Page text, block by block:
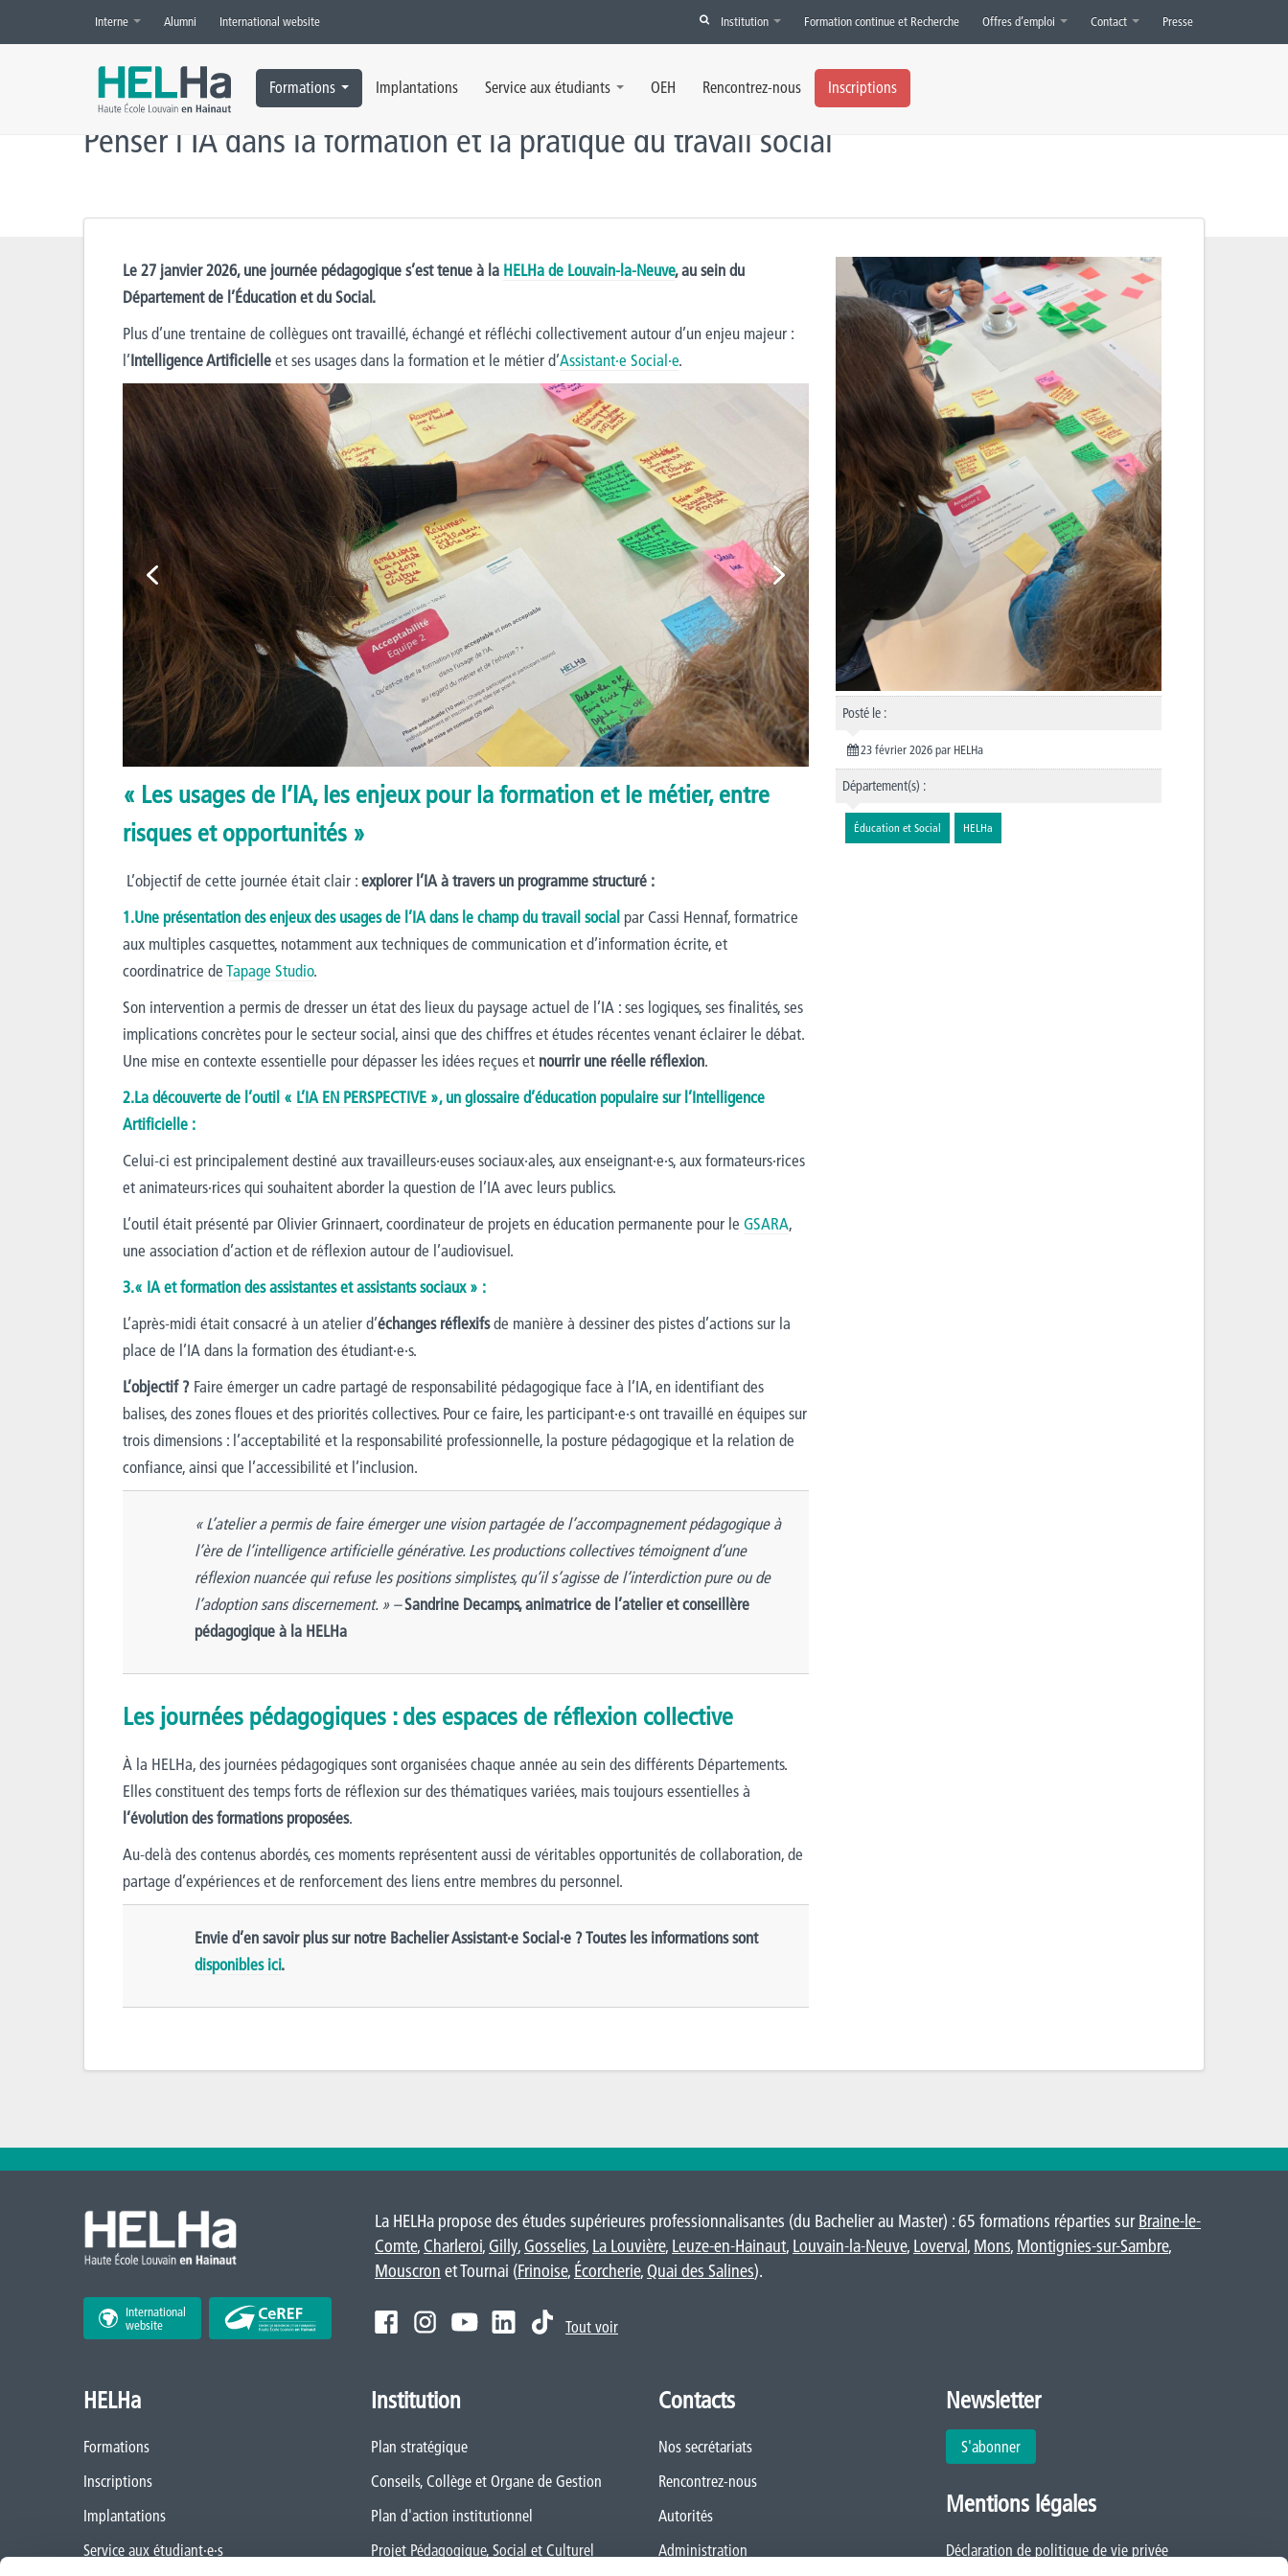
Interne Alumni International website Institution Formation continue et Recherche Offres d’emploi Contact Presse
Formations Implantations Service aux étudiants OEH Rencontrez-nous Inscriptions
Accueil » Actualités » Éducation et Social,HELHa
Penser l’IA dans la formation et la pratique du travail social
Le 27 janvier 2026, une journée pédagogique s’est tenue à la HELHa de Louvain-la-Neuve, au sein du
Département de l’Éducation et du Social.
Plus d’une trentaine de collègues ont travaillé, échangé et réfléchi collectivement autour d’un enjeu majeur :
l’Intelligence Artificielleet ses usages dans la formation et le métier d’Assistant·e Social·e.
« Les usages de l’IA, les enjeux pour la formation et le métier, entre
risques et opportunités »
L’objectif de cette journée était clair :explorer l’IA à travers un programme structuré :
1.Une présentation des enjeux des usages de l’IA dans le champ du travail social par Cassi Hennaf, formatrice
aux multiples casquettes, notamment aux techniques de communication et d’information écrite, et
coordinatrice deTapage Studio.
Son intervention a permis de dresser un état des lieux du paysage actuel de l’IA : ses logiques, ses finalités, ses
implications concrètes pour le secteur social, ainsi que des chiffres et études récentes venant éclairer le débat.
Une mise en contexte essentielle pour dépasser les idées reçues et nourrir une réelle réflexion.
2.La découverte de l’outil « L’IA EN PERSPECTIVE », un glossaire d’éducation populaire sur l’Intelligence
Artificielle :
Celui-ci est principalement destiné aux travailleurs·euses sociaux·ales, aux enseignant·e·s, aux formateurs·rices
et animateurs·rices qui souhaitent aborder la question de l’IA avec leurs publics.
L’outil était présenté par Olivier Grinnaert, coordinateur de projets en éducation permanente pour le GSARA,
une association d’action et de réflexion autour de l’audiovisuel.
3.« IA et formation des assistantes et assistants sociaux » :
L’après-midi était consacré à un atelier d’échanges réflexifsde manière à dessiner des pistes d’actions sur la
place de l’IA dans la formation des étudiant·e·s.
L’objectif ? Faire émerger un cadre partagé de responsabilité pédagogique face à l’IA, en identifiant des
balises, des zones floues et des priorités collectives. Pour ce faire, les participant·e·s ont travaillé en équipes sur
trois dimensions : l’acceptabilité et la responsabilité professionnelle, la posture pédagogique et la relation de
confiance, ainsi que l’accessibilité et l’inclusion.
« L’atelier a permis de faire émerger une vision partagée de l’accompagnement pédagogique à
l’ère de l’intelligence artificielle générative. Les productions collectives témoignent d’une
réflexion nuancée qui refuse les positions simplistes, qu’il s’agisse de l’interdiction pure ou de
l’adoption sans discernement. » –Sandrine Decamps, animatrice de l’atelier et conseillère
pédagogique à la HELHa
Les journées pédagogiques : des espaces de réflexion collective
À la HELHa, des journées pédagogiques sont organisées chaque année au sein des différents Départements.
Elles constituent des temps forts de réflexion sur des thématiques variées, mais toujours essentielles à
l’évolution des formations proposées.
Au-delà des contenus abordés, ces moments représentent aussi de véritables opportunités de collaboration, de
partage d’expériences et de renforcement des liens entre membres du personnel.
Envie d’en savoir plus sur notre Bachelier Assistant·e Social·e ? Toutes les informations sont
disponibles ici.
Posté le :
23 février 2026par HELHa
Département(s) :
Éducation et Social HELHa
International
website
La HELHa propose des études supérieures professionnalisantes (du Bachelier au Master) : 65 formations réparties surBraine-le-
Comte, Charleroi, Gilly, Gosselies, La Louvière, Leuze-en-Hainaut, Louvain-la-Neuve, Loverval, Mons, Montignies-sur-Sambre,
Mouscron et Tournai (Frinoise, Écorcherie, Quai des Salines).
Tout voir
HELHa
Formations
Inscriptions
Implantations
Service aux étudiant·e·s
Institution
Plan stratégique
Conseils, Collège et Organe de Gestion
Plan d'action institutionnel
Projet Pédagogique, Social et Culturel
Contacts
Nos secrétariats
Rencontrez-nous
Autorités
Administration
Newsletter
S'abonner
Mentions légales
Déclaration de politique de vie privée